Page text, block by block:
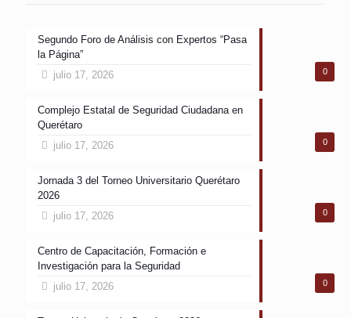
0
Segundo Foro de Análisis con Expertos “Pasa
la Página”
julio 17, 2026
0
Complejo Estatal de Seguridad Ciudadana en
Querétaro
julio 17, 2026
0
Jornada 3 del Torneo Universitario Querétaro
2026
julio 17, 2026
0
Centro de Capacitación, Formación e
Investigación para la Seguridad
julio 17, 2026